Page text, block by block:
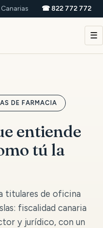
☎ 822 772 772
☰
DE FARMACIA
entiende
tú la
titulares de oficina
fiscalidad canaria
y jurídico, con un